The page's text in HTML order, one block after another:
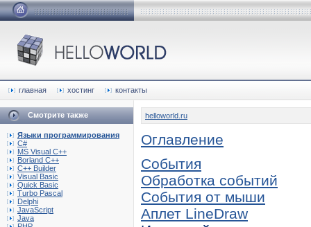
главная хостинг контакты
Смотрите также
Языки программирования
C#
MS Visual C++
Borland C++
C++ Builder
Visual Basic
Quick Basic
Turbo Pascal
Delphi
JavaScript
Java
helloworld.ru
Оглавление
События
Обработка событий
События от мыши
Аплет LineDraw